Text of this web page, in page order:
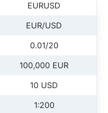
EURUSD
EUR/USD
0.01/20
100,000 EUR
10 USD
1:200